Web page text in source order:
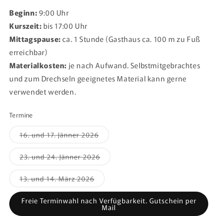
Beginn:9:00 Uhr
Kurszeit: bis 17:00 Uhr
Mittagspause:ca. 1 Stunde (Gasthaus ca. 100 m zu Fuß
erreichbar)
Materialkosten: je nach Aufwand. Selbstmitgebrachtes
und zum Drechseln geeignetes Material kann gerne
verwendet werden.
Termine
16. und 17. Jänner 2026Variante
ausverkauft
oder
nicht
verfügbar
23. und 24. Jänner 2026Variante
ausverkauft
nicht
verfügbar
13. und 14. März 2026Variante
ausverkauft
oder
nicht
verfügbar
Freie Terminwahl nach Verfügbarkeit. Gutschein per
Mail